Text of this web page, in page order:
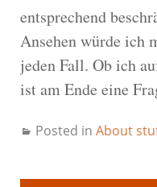
entsprechend
Ansehen würde ich
jeden Fall. Ob ich
ist am Ende eine
Posted in About